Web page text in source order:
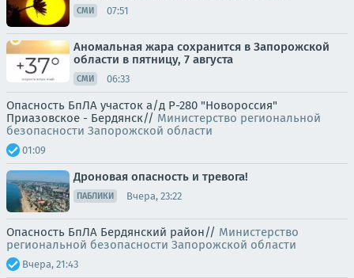
СМИ 07:51
Аномальная жара сохранится в Запорожской
области в пятницу, 7 августа
СМИ 06:33
Опасность БпЛА участок а/д Р-280 "Новороссия"
Приазовское - Бердянск// Министерство региональной
безопасности Запорожской области
01:09
Дроновая опасность и тревога!
ПАБЛИКИ Вчера, 23:22
Опасность БпЛА Бердянский район// Министерство
региональной безопасности Запорожской области
Вчера, 21:43